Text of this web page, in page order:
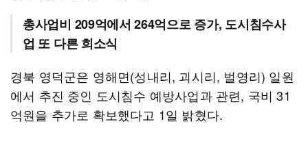
총사업비 209억에서 264억으로 증가, 도시침수사
업 또 다른 희소식
경북 영덕군은 영해면(성내리, 괴시리, 벌영리) 일원
에서 추진 중인 도시침수 예방사업과 관련, 국비 31
억원을 추가로 확보했다고 1일 밝혔다.